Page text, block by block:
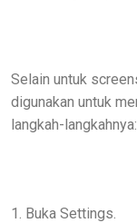
Selain untuk
digunakan untuk
langkah-langkahnya:
1. Buka Settings.